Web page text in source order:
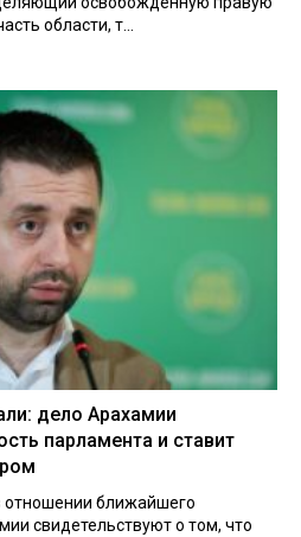
области, т...
дело Арахамии
парламента и ставит
отношении ближайшего
свидетельствуют о том, что